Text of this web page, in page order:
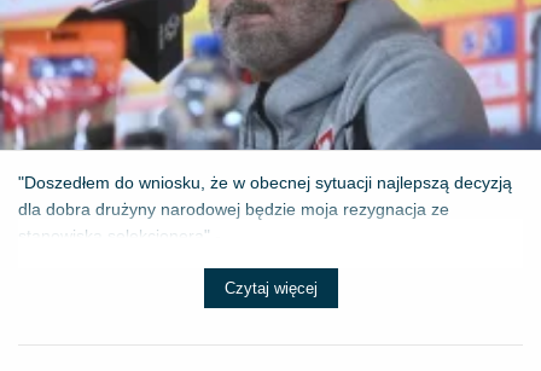
"Doszedłem do wniosku, że w obecnej sytuacji najlepszą decyzją
dla dobra drużyny narodowej będzie moja rezygnacja ze
stanowiska selekcjonera" - ...
Czytaj więcej